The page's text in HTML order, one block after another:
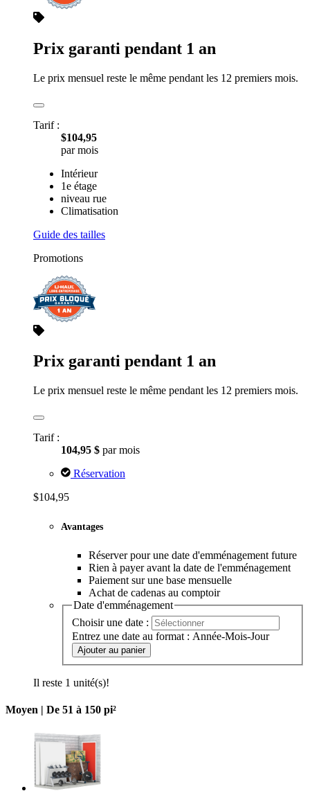
Prix garanti pendant 1 an
Le prix mensuel reste le même pendant les 12 premiers mois.
Tarif :
$104,95
par mois
Intérieur
1e étage
niveau rue
Climatisation
Guide des tailles
Promotions
Prix garanti pendant 1 an
Le prix mensuel reste le même pendant les 12 premiers mois.
Tarif :
104,95 $ par mois
Réservation
$104,95
Avantages
Réserver pour une date d'emménagement future
Rien à payer avant la date de l'emménagement
Paiement sur une base mensuelle
Achat de cadenas au comptoir
Date d'emménagement
Choisir une date :
Entrez une date au format : Année-Mois-Jour
Ajouter au panier
Il reste 1 unité(s)!
Moyen | De 51 à 150 pi²